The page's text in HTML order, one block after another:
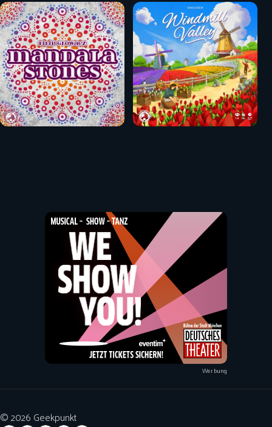
Werbung
© 2026 Geekpunkt